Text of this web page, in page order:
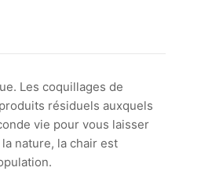
Les coquillages de
résiduels auxquels
vie pour vous laisser
nature, la chair est